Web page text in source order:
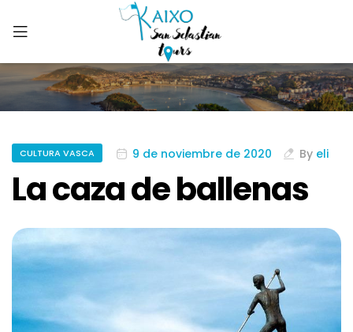
CULTURA VASCA 9 de noviembre de 2020 By eli
La caza de ballenas